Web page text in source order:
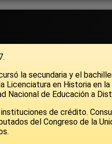
la secundaria y el
Licenciatura en Historia en
Nacional de Educación a
de crédito.
del Congreso de la